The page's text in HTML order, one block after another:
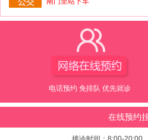
电话预约 免排队 优先就诊
在线预约